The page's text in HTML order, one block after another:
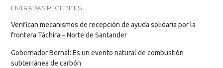
ENTRADAS RECIENTES
Verifican mecanismos de recepción de ayuda solidaria por la
frontera Táchira – Norte de Santander
Gobernador Bernal: Es un evento natural de combustión
subterránea de carbón